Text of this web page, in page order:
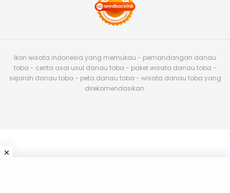
Ikon wisata indonesia yang memukau - pemandangan danau
toba - cerita asal usul danau toba - paket wisata danau toba -
sejarah danau toba - peta danau toba - wisata danau toba yang
direkomendasikan.